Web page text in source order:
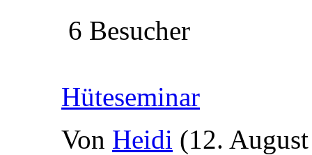
6 Besucher
Hüteseminar
Von Heidi (12.